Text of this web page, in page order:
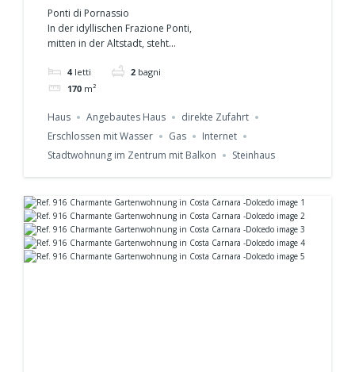
Steinhaus in Ponti di
Pornassio -Pieve di
Teco Ref.928
Ponti di Pornassio
In der idyllischen Frazione Ponti,
mitten in der Altstadt, steht...
4 letti 2 bagni
170 m²
Haus Angebautes Haus
direkte Zufahrt
Erschlossen mit Wasser
Gas
Internet
Stadtwohnung im Zentrum mit Balkon
Steinhaus